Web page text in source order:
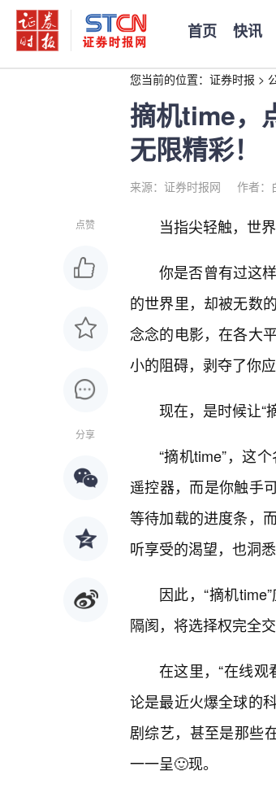
首页 快讯
您当前的位置： 证券时报 >
摘机time，
无限精彩！
来源：证券时报网 作者：
点赞
分享
当指尖轻触，世
你是否曾有过这
的世界里，却被无数
念念的电影，在各大
小的阻碍，剥夺了你
现在，是时候让“
“摘机time”，这
遥控器，而是你触手
等待加载的进度条，
听享受的渴望，也洞
因此，“摘机
隔阂，将选择权完全交
在这里，“在线
论是最近火爆全球的
剧综艺，甚至是那些
一一呈🙂现。